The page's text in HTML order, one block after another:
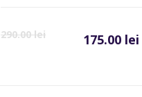
290.00lei 175.00 lei